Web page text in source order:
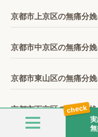
京都市上京区の無痛分
京都市中京区の無痛分
京都市東山区の無痛分
京都市下京区の無痛分